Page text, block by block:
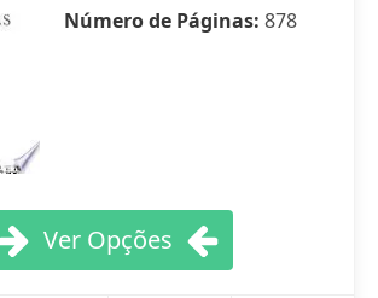
Número de Páginas: 878
Ver Opções